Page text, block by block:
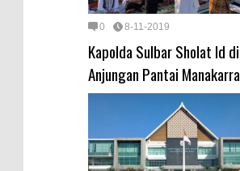
0 8-11-2019
Kapolda Sulbar Sholat Id di
Anjungan Pantai Manakarra